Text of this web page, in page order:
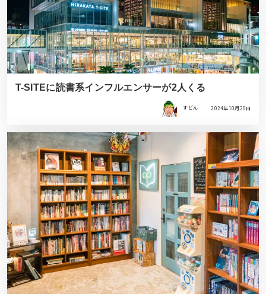
T-SITEに読書系インフルエンサーが2人くる
すどん 2024年10月20日